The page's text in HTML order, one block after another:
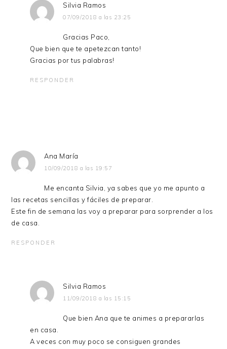
Silvia Ramos
07/09/2018 a las 23:25
Gracias Paco,
Que bien que te apetezcan tanto!
Gracias por tus palabras!
RESPONDER
Ana María
10/09/2018 a las 19:57
Me encanta Silvia, ya sabes que yo me apunto a
las recetas sencillas y fáciles de preparar.
Este fin de semana las voy a preparar para sorprender a los
de casa.
RESPONDER
Silvia Ramos
11/09/2018 a las 15:15
Que bien Ana que te animes a prepararlas
en casa.
A veces con muy poco se consiguen grandes